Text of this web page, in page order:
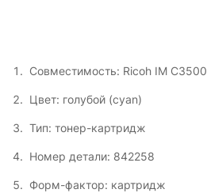
Совместимость: Ricoh IM C3500
Цвет: голубой (cyan)
Тип: тонер-картридж
Номер детали: 842258
Форм-фактор: картридж